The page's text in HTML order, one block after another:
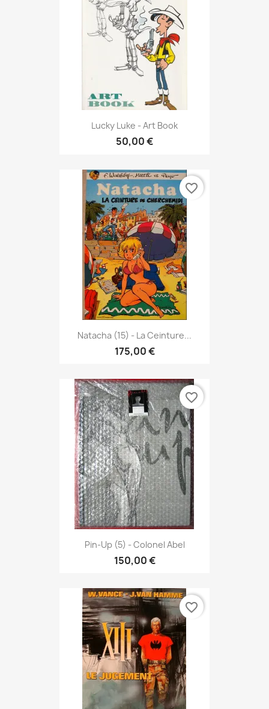
Lucky Luke - Art Book
50,00 €
Natacha (15) - La Ceinture...
175,00 €
favorite_border
Pin-Up (5) - Colonel Abel
150,00 €
favorite_border
favorite_border